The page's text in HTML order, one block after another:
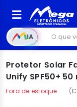
IA
Protetor Solar
Unify SPF50+ 50
Fora de estoque